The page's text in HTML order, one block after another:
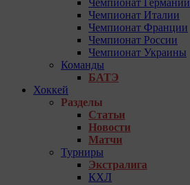
Чемпионат Германии
Чемпионат Италии
Чемпионат Франции
Чемпионат России
Чемпионат Украины
Команды
БАТЭ
Хоккей
Разделы
Статьи
Новости
Матчи
Турниры
Экстралига
КХЛ